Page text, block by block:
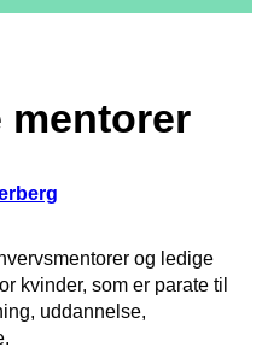
mentorer
og ledige
kvinder, som er parate til
uddannelse,